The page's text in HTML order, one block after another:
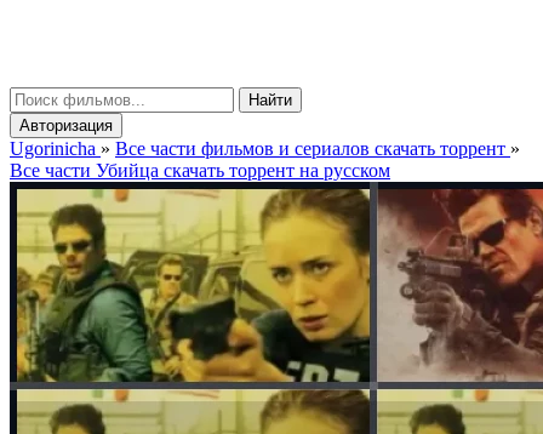
Найти
Авторизация
Ugorinicha » Все части фильмов и сериалов скачать торрент »
Все части Убийца скачать торрент на русском